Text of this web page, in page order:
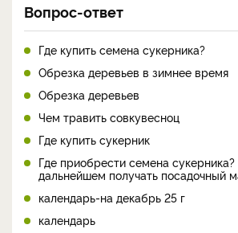
Вопрос-ответ
Где купить семена сукерника?
Обрезка деревьев в зимнее время
Обрезка деревьев
Чем травить совкувесноц
Где купить сукерник
Где приобрести семена
дальнейшем получать посадочный
календарь-на декабрь 25 г
календарь